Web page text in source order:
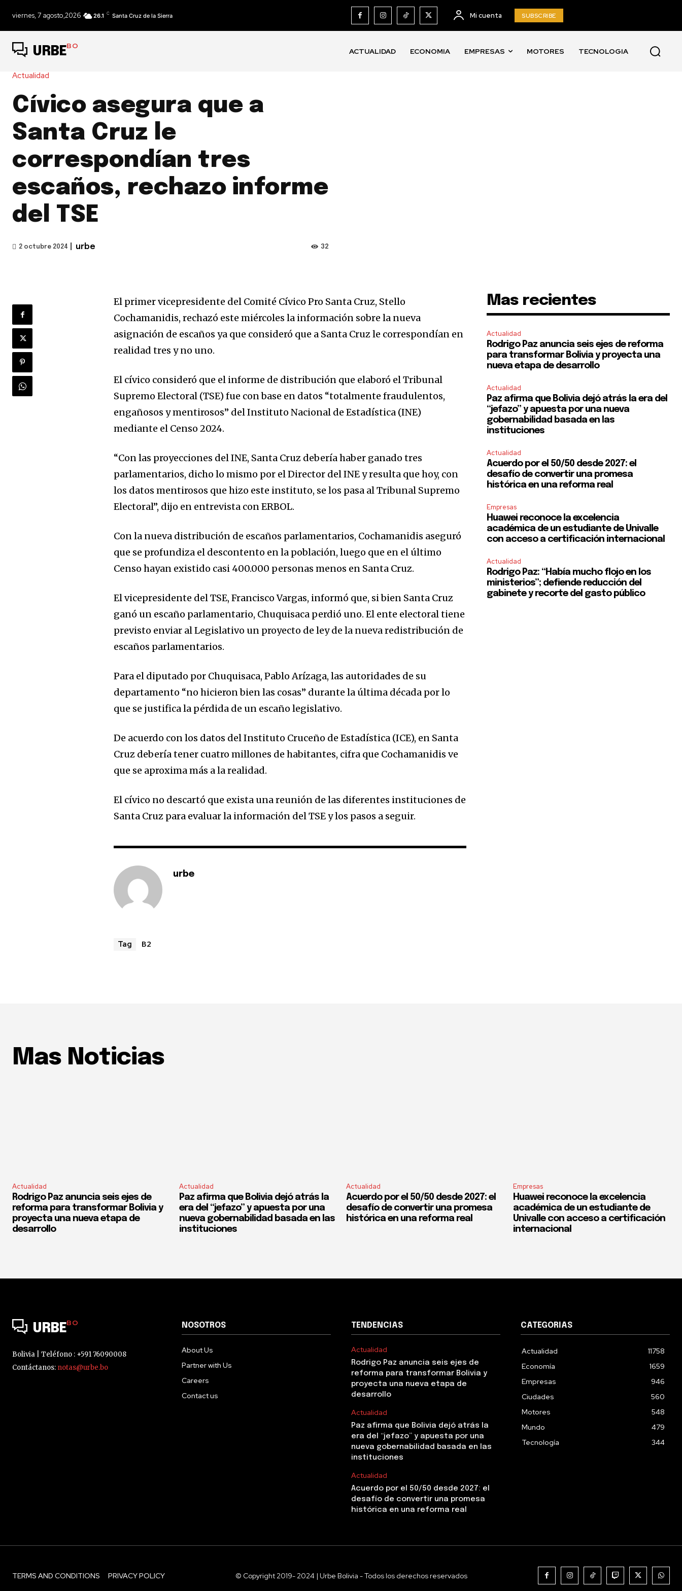
viernes, 7 agosto,2026 26.1 C Santa Cruz de la Sierra Mi cuenta SUBSCRIBE
URBEBO
ACTUALIDAD ECONOMIA EMPRESAS MOTORES TECNOLOGIA
Actualidad
Cívico asegura que a
Santa Cruz le
correspondían tres
escaños, rechazo informe
del TSE
2 octubre 2024 urbe 32
El primer vicepresidente del Comité Cívico Pro Santa Cruz, Stello
Cochamanidis, rechazó este miércoles la información sobre la nueva
asignación de escaños ya que consideró que a Santa Cruz le correspondían en
realidad tres y no uno.
El cívico consideró que el informe de distribución que elaboró el Tribunal
Supremo Electoral (TSE) fue con base en datos “totalmente fraudulentos,
engañosos y mentirosos” del Instituto Nacional de Estadística (INE)
mediante el Censo 2024.
“Con las proyecciones del INE, Santa Cruz debería haber ganado tres
parlamentarios, dicho lo mismo por el Director del INE y resulta que hoy, con
los datos mentirosos que hizo este instituto, se los pasa al Tribunal Supremo
Electoral”, dijo en entrevista con ERBOL.
Con la nueva distribución de escaños parlamentarios, Cochamanidis aseguró
que se profundiza el descontento en la población, luego que en el último
Censo hayan existido casi 400.000 personas menos en Santa Cruz.
El vicepresidente del TSE, Francisco Vargas, informó que, si bien Santa Cruz
ganó un escaño parlamentario, Chuquisaca perdió uno. El ente electoral tiene
previsto enviar al Legislativo un proyecto de ley de la nueva redistribución de
escaños parlamentarios.
Para el diputado por Chuquisaca, Pablo Arízaga, las autoridades de su
departamento “no hicieron bien las cosas” durante la última década por lo
que se justifica la pérdida de un escaño legislativo.
De acuerdo con los datos del Instituto Cruceño de Estadística (ICE), en Santa
Cruz debería tener cuatro millones de habitantes, cifra que Cochamanidis ve
que se aproxima más a la realidad.
El cívico no descartó que exista una reunión de las diferentes instituciones de
Santa Cruz para evaluar la información del TSE y los pasos a seguir.
urbe
Tag B2
Mas recientes
Actualidad
Rodrigo Paz anuncia seis ejes de reforma
para transformar Bolivia y proyecta una
nueva etapa de desarrollo
Actualidad
Paz afirma que Bolivia dejó atrás la era del
“jefazo” y apuesta por una nueva
gobernabilidad basada en las
instituciones
Actualidad
Acuerdo por el 50/50 desde 2027: el
desafío de convertir una promesa
histórica en una reforma real
Empresas
Huawei reconoce la excelencia
académica de un estudiante de Univalle
con acceso a certificación internacional
Actualidad
Rodrigo Paz: “Había mucho flojo en los
ministerios”; defiende reducción del
gabinete y recorte del gasto público
Mas Noticias
Actualidad
Rodrigo Paz anuncia seis ejes de
reforma para transformar Bolivia y
proyecta una nueva etapa de
desarrollo
Actualidad
Paz afirma que Bolivia dejó atrás la
era del “jefazo” y apuesta por una
nueva gobernabilidad basada en las
instituciones
Actualidad
Acuerdo por el 50/50 desde 2027: el
desafío de convertir una promesa
histórica en una reforma real
Empresas
Huawei reconoce la excelencia
académica de un estudiante de
Univalle con acceso a certificación
internacional
URBEBO
Bolivia | Teléfono : +591 76090008
Contáctanos: notas@urbe.bo
NOSOTROS
About Us
Partner with Us
Careers
Contact us
TENDENCIAS
Actualidad
Rodrigo Paz anuncia seis ejes de
reforma para transformar Bolivia y
proyecta una nueva etapa de
desarrollo
Actualidad
Paz afirma que Bolivia dejó atrás la
era del “jefazo” y apuesta por una
nueva gobernabilidad basada en las
instituciones
Actualidad
Acuerdo por el 50/50 desde 2027: el
desafío de convertir una promesa
histórica en una reforma real
CATEGORIAS
Actualidad
11758
Economía
1659
Empresas
946
Ciudades
560
Motores
548
Mundo
479
Tecnología
344
TERMS AND CONDITIONS PRIVACY POLICY © Copyright 2019- 2024 | Urbe Bolivia - Todos los derechos reservados